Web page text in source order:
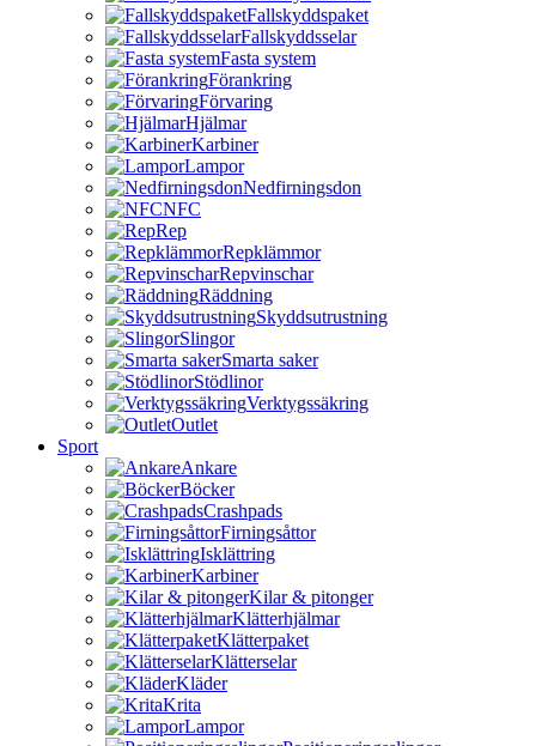
Fallskyddspaket
Fallskyddsselar
Fasta system
Förankring
Förvaring
Hjälmar
Karbiner
Lampor
Nedfirningsdon
NFC
Rep
Repklämmor
Repvinschar
Räddning
Skyddsutrustning
Slingor
Smarta saker
Stödlinor
Verktygssäkring
Outlet
Sport
Ankare
Böcker
Crashpads
Firningsåttor
Isklättring
Karbiner
Kilar & pitonger
Klätterhjälmar
Klätterpaket
Klätterselar
Kläder
Krita
Lampor